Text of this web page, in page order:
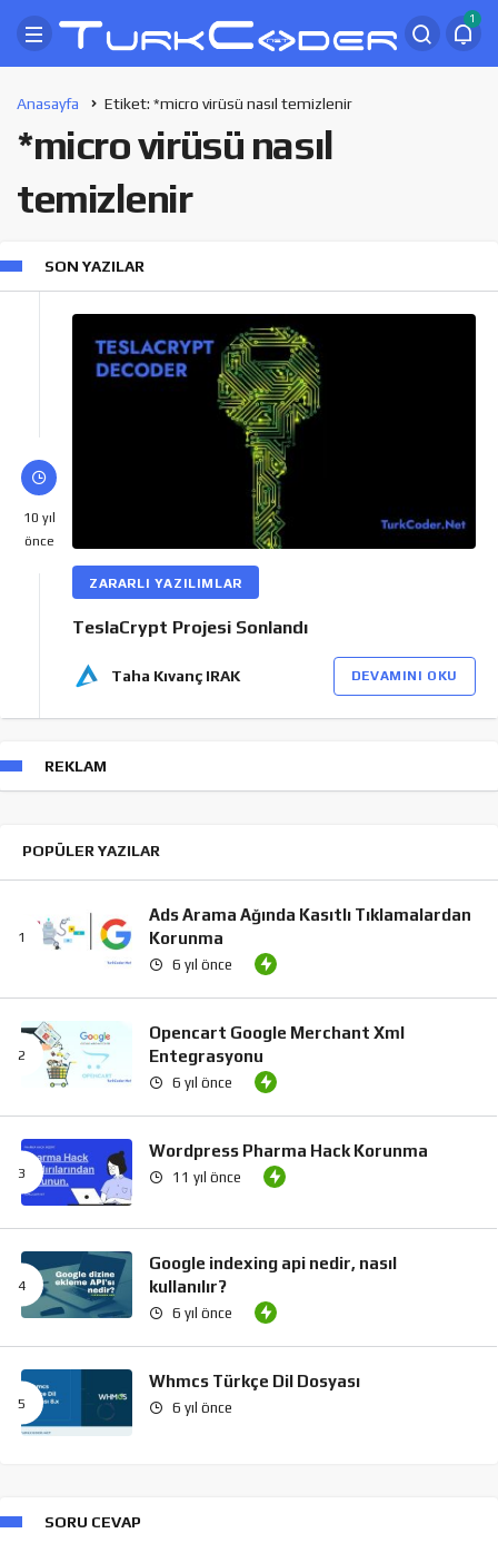
1
Anasayfa Etiket: *micro virüsü nasıl temizlenir
*micro virüsü nasıl
temizlenir
SON YAZILAR
10 yıl
önce
ZARARLI YAZILIMLAR
TeslaCrypt Projesi Sonlandı
Taha Kıvanç IRAK DEVAMINI OKU
REKLAM
POPÜLER YAZILAR
Ads Arama Ağında Kasıtlı Tıklamalardan
Korunma
6 yıl önce
Opencart Google Merchant Xml
Entegrasyonu
6 yıl önce
Wordpress Pharma Hack Korunma
11 yıl önce
Google indexing api nedir, nasıl
kullanılır?
6 yıl önce
Whmcs Türkçe Dil Dosyası
6 yıl önce
SORU CEVAP